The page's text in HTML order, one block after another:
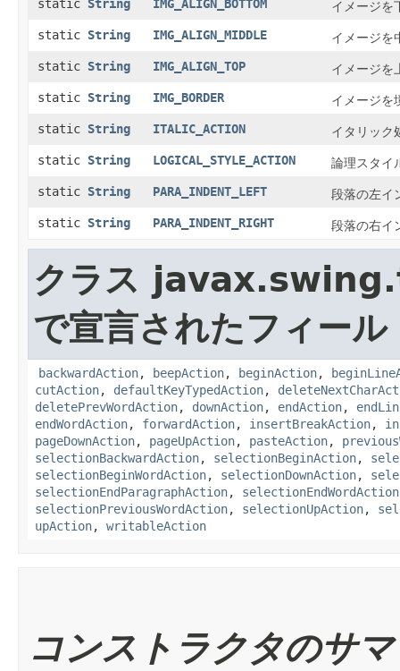
static String IMG_ALIGN_BOTTOM イメージを
static String IMG_ALIGN_MIDDLE イメージを
static String IMG_ALIGN_TOP イメージを
static String IMG_BORDER イメージを
static String ITALIC_ACTION イタリック
static String LOGICAL_STYLE_ACTION 論理スタイ
static String PARA_INDENT_LEFT 段落の左イ
static String PARA_INDENT_RIGHT 段落の右イ
クラス
で宣言されたフィール
backwardAction, beepAction, beginAction,
cutAction, defaultKeyTypedAction,
deletePrevWordAction, downAction, endAction,
endWordAction, forwardAction, insertBreakAction,
pageDownAction, pageUpAction, pasteAction,
selectionBackwardAction, selectionBeginAction,
selectionBeginWordAction, selectionDownAction,
selectionEndParagraphAction, selectionEndWordAction
selectionPreviousWordAction, selectionUpAction,
upAction, writableAction
コンストラクタのサ